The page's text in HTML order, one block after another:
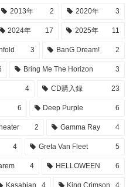
2013年 2 2020年 3
2024年 17 2025年 11
3 BanG Dream! 2
Bring Me The Horizon 3
4 CD購入録 23
6 Deep Purple 6
2 Gamma Ray 4
4 Greta Van Fleet 5
4 HELLOWEEN 6
Kasabian 4 King Crimson 4